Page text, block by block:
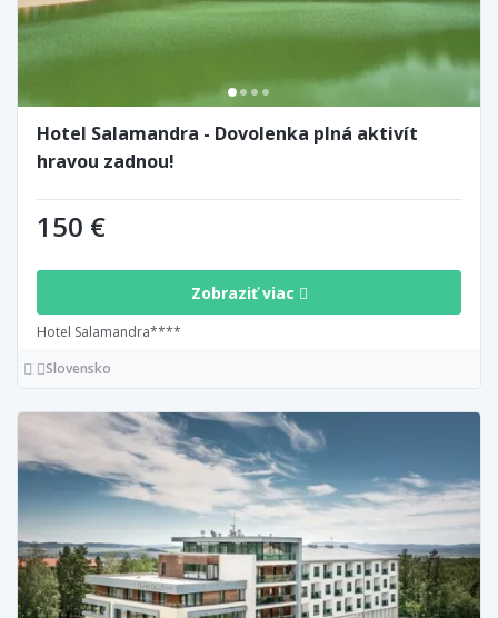
Hotel Salamandra - Dovolenka plná aktivít
hravou zadnou!
150 €
Zobraziť viac
Hotel Salamandra****
Slovensko